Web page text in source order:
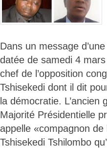
Dans un message
datée de samedi 4
chef de l’opposition
Tshisekedi dont il dit
la démocratie. L’ancien
Majorité Présidentielle
appelle «compagnon
Tshisekedi Tshilombo